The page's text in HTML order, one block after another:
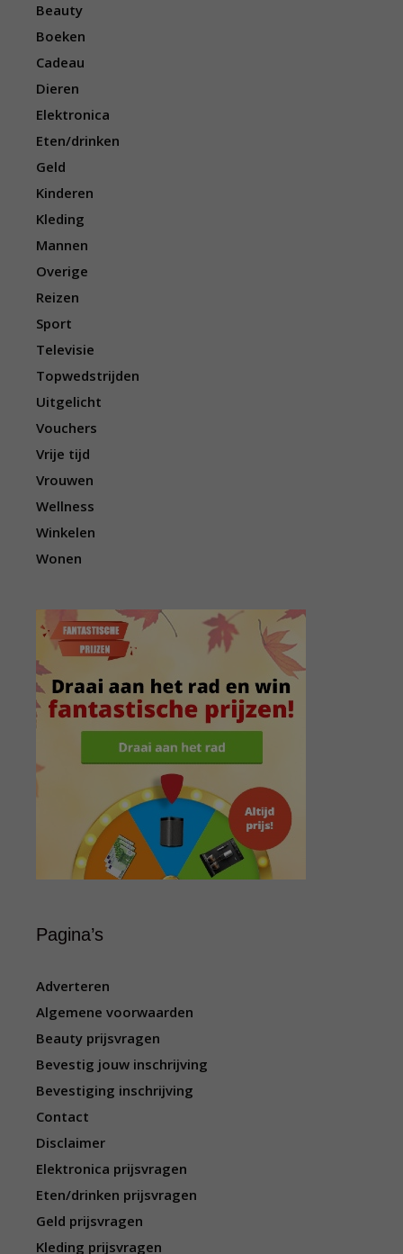
Beauty
Boeken
Cadeau
Dieren
Elektronica
Eten/drinken
Geld
Kinderen
Kleding
Mannen
Overige
Reizen
Sport
Televisie
Topwedstrijden
Uitgelicht
Vouchers
Vrije tijd
Vrouwen
Wellness
Winkelen
Wonen
Pagina’s
Adverteren
Algemene voorwaarden
Beauty prijsvragen
Bevestig jouw inschrijving
Bevestiging inschrijving
Contact
Disclaimer
Elektronica prijsvragen
Eten/drinken prijsvragen
Geld prijsvragen
Kleding prijsvragen